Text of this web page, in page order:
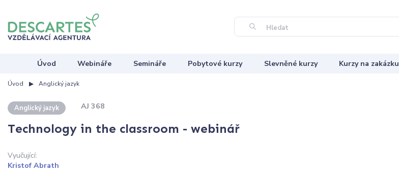
Hledat
Úvod Webináře Semináře Pobytové kurzy Slevněné kurzy Kurzy na zakázku
Úvod Anglický jazyk
Anglický jazyk AJ 368
Technology in the classroom - webinář
Vyučující:
Kristof Abrath